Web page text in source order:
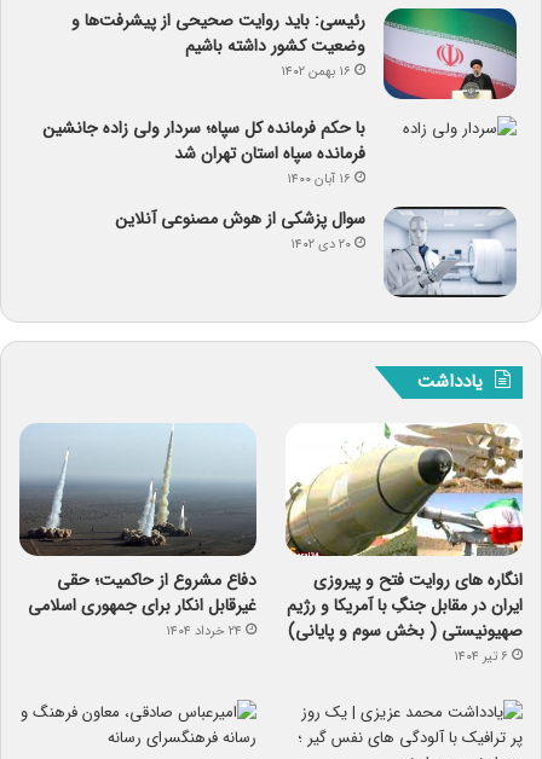
رئیسی: باید روایت صحیحی از پیشرفت‌ها و
وضعیت کشور داشته باشیم
۱۶ بهمن ۱۴۰۲
با حکم فرمانده کل سپاه؛ سردار ولی زاده جانشین
فرمانده سپاه استان تهران شد
۱۶ آبان ۱۴۰۰
سوال پزشکی از هوش مصنوعی آنلاین
۲۰ دی ۱۴۰۲
یادداشت
انگاره های روایت فتح و پیروزی
ایران در مقابل جنگِ با آمریکا و رژیم
صهیونیستی ( بخش سوم و پایانی)
۶ تیر ۱۴۰۴
دفاع مشروع از حاکمیت؛ حقی
غیرقابل انکار برای جمهوری اسلامی
۲۴ خرداد ۱۴۰۴